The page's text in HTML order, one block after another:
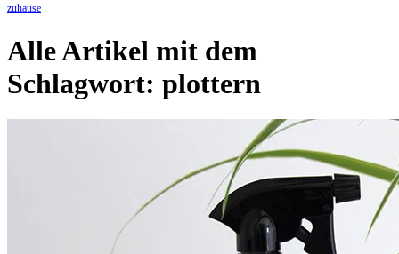
zuhause
Alle Artikel mit dem
Schlagwort: plottern